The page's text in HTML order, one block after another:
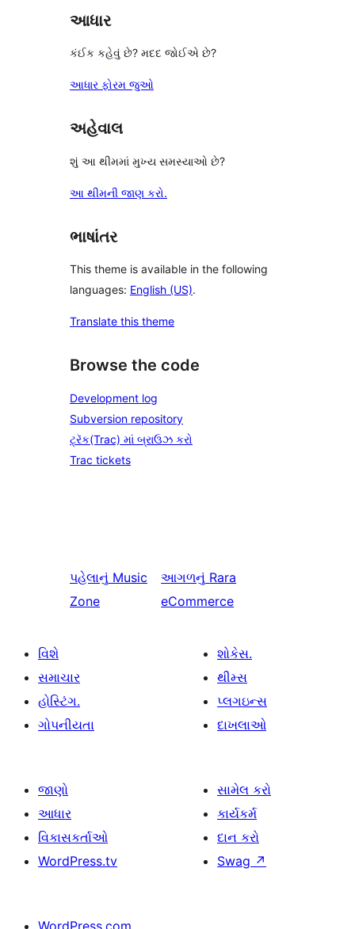
આધાર
કંઈક કહેવું છે? મદદ જોઈએ છે?
આધાર ફોરમ જુઓ
અહેવાલ
શું આ થીમમાં મુખ્ય સમસ્યાઓ છે?
આ થીમની જાણ કરો.
ભાષાંતર
This theme is available in the following
languages: English (US).
Translate this theme
Browse the code
Development log
Subversion repository
ટ્રૅક(Trac) માં બ્રાઉઝ કરો
Trac tickets
પહેલાનું Music
Zone
આગળનું Rara
eCommerce
વિશે
સમાચાર
હોસ્ટિંગ.
ગોપનીયતા
શોકેસ.
થીમ્સ
પ્લગઇન્સ
દાખલાઓ
જાણો
આધાર
વિકાસકર્તાઓ
WordPress.tv
સામેલ કરો
કાર્યકર્મ
દાન કરો
Swag ↗
WordPress.com